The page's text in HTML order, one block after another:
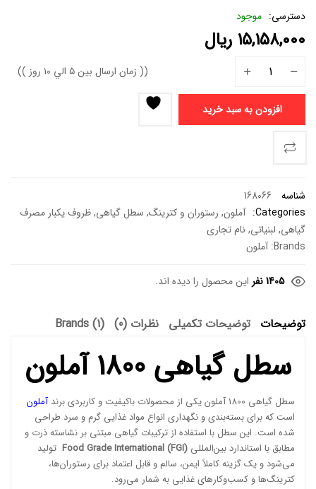
دسترسی: موجود
۱۵,۱۵۸,۰۰۰ ریال
(( زمان ارسال بين ٥ الي ١٠ روز ))
افزودن به سبد خرید
شناسه
168066
Categories:
آملون, رستوران و کترینگ, سطل گیاهی,ظروف یکبار مصرف
گیاهی, لبنیاتی, نام تجاری
Brands: آملون
1405 نفر این محصول را دیده اند.
توضیحات توضیحات تکمیلی نظرات (0) Brands (1)
سطل گیاهی 1800 آملون
سطل گیاهی 1800 آملون یکی از محصولات باکیفیت و کاربردی برند
آملون
است که برای بسته‌بندی و نگهداری انواع مواد غذایی گرم و سرد طراحی
شده است. این سطل با استفاده از ترکیبات گیاهی مبتنی بر نشاسته ذرت و
مطابق با استاندارد بین‌المللی Food Grade International (FGI) تولید
می‌شود و یک گزینه کاملاً ایمن، سالم و قابل اعتماد برای رستوران‌ها،
کترینگ‌ها و کسب‌وکارهای غذایی به شمار می‌رود.